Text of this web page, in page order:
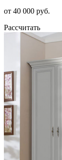
от 40 000 руб.
Рассчитать